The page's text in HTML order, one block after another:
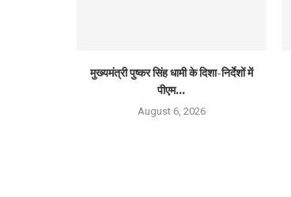
मुख्यमंत्री पुष्कर सिंह धामी के दिशा-निर्देशों में
पीएम...
August 6, 2026